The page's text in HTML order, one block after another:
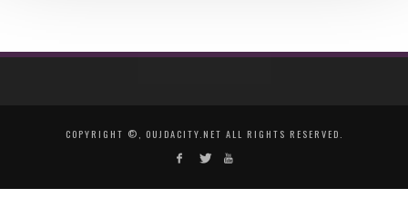
COPYRIGHT ©, OUJDACITY.NET ALL RIGHTS RESERVED.